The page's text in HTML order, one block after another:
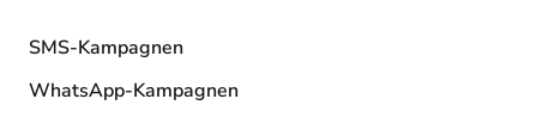
SMS-Kampagnen
WhatsApp-Kampagnen